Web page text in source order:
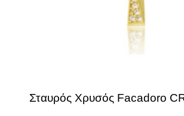
Σταυρός Χρυσός Facadoro